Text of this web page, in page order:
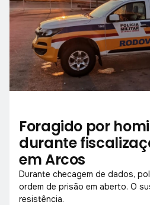
Foragido por
durante
em Arcos
Durante checagem de dados,
ordem de prisão em aberto. O
resistência.